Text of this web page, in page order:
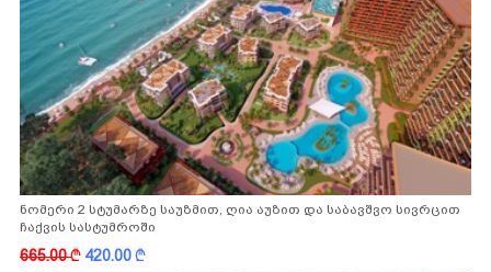
ნომერი 2 სტუმარზე საუზმით, ღია აუზით და საბავშვო სივრცით
ჩაქვის სასტუმროში
665.00k 420.00k